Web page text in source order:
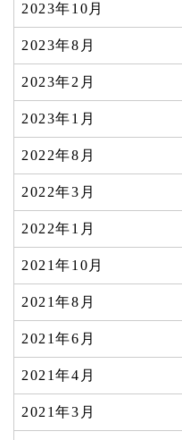
2023年10月
2023年8月
2023年2月
2023年1月
2022年8月
2022年3月
2022年1月
2021年10月
2021年8月
2021年6月
2021年4月
2021年3月